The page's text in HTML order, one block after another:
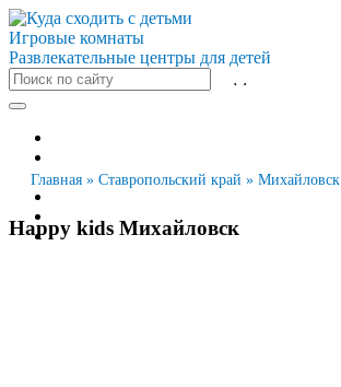
Игровые комнаты
Развлекательные центры для детей
Санкт-Петербург
Екатеринбург
Казань
Главная » Ставропольский край » Михайловск
Happy kids Михайловск